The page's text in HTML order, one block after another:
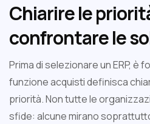
Chiarire le
confrontare le
Prima di selezionare un ERP, è
funzione acquisti definisca
priorità. Non tutte le
sfide: alcune mirano